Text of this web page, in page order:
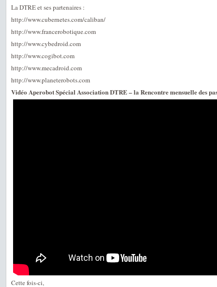
La DTRE et ses partenaires :
http://www.cubernetes.com/caliban/
http://www.francerobotique.com
http://www.cybedroid.com
http://www.cogibot.com
http://www.mecadroid.com
http://www.planeterobots.com
Vidéo Aperobot Spécial Association DTRE – la Rencontre mensuelle des
Cette fois-ci,